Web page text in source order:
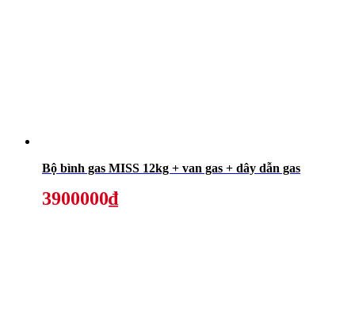
Bộ bình gas MISS 12kg + van gas + dây dẫn gas
3900000₫